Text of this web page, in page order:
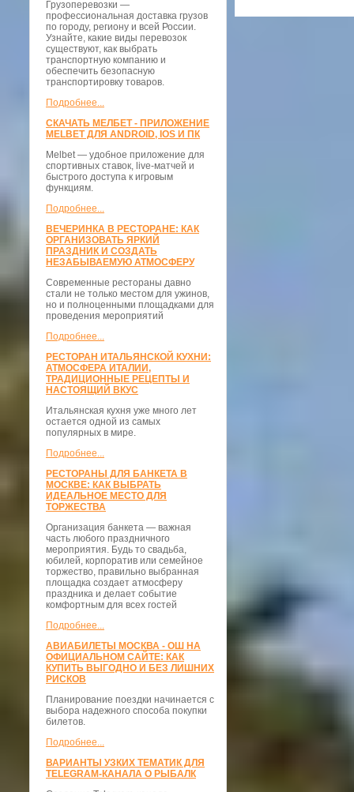
Грузоперевозки —
профессиональная доставка грузов
по городу, региону и всей России.
Узнайте, какие виды перевозок
существуют, как выбрать
транспортную компанию и
обеспечить безопасную
транспортировку товаров.
Подробнее...
СКАЧАТЬ МЕЛБЕТ - ПРИЛОЖЕНИЕ
MELBET ДЛЯ ANDROID, IOS И ПК
Melbet — удобное приложение для
спортивных ставок, live-матчей и
быстрого доступа к игровым
функциям.
Подробнее...
ВЕЧЕРИНКА В РЕСТОРАНЕ: КАК
ОРГАНИЗОВАТЬ ЯРКИЙ
ПРАЗДНИК И СОЗДАТЬ
НЕЗАБЫВАЕМУЮ АТМОСФЕРУ
Современные рестораны давно
стали не только местом для ужинов,
но и полноценными площадками для
проведения мероприятий
Подробнее...
РЕСТОРАН ИТАЛЬЯНСКОЙ КУХНИ:
АТМОСФЕРА ИТАЛИИ,
ТРАДИЦИОННЫЕ РЕЦЕПТЫ И
НАСТОЯЩИЙ ВКУС
Итальянская кухня уже много лет
остается одной из самых
популярных в мире.
Подробнее...
РЕСТОРАНЫ ДЛЯ БАНКЕТА В
МОСКВЕ: КАК ВЫБРАТЬ
ИДЕАЛЬНОЕ МЕСТО ДЛЯ
ТОРЖЕСТВА
Организация банкета — важная
часть любого праздничного
мероприятия. Будь то свадьба,
юбилей, корпоратив или семейное
торжество, правильно выбранная
площадка создает атмосферу
праздника и делает событие
комфортным для всех гостей
Подробнее...
АВИАБИЛЕТЫ МОСКВА - ОШ НА
ОФИЦИАЛЬНОМ САЙТЕ: КАК
КУПИТЬ ВЫГОДНО И БЕЗ ЛИШНИХ
РИСКОВ
Планирование поездки начинается с
выбора надежного способа покупки
билетов.
Подробнее...
ВАРИАНТЫ УЗКИХ ТЕМАТИК ДЛЯ
TELEGRAM-КАНАЛА О РЫБАЛК